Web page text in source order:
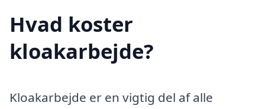
Hvad koster
kloakarbejde?
Kloakarbejde er en vigtig del af alle